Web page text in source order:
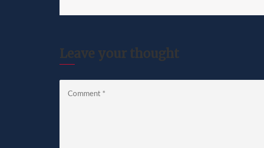
Leave your thought